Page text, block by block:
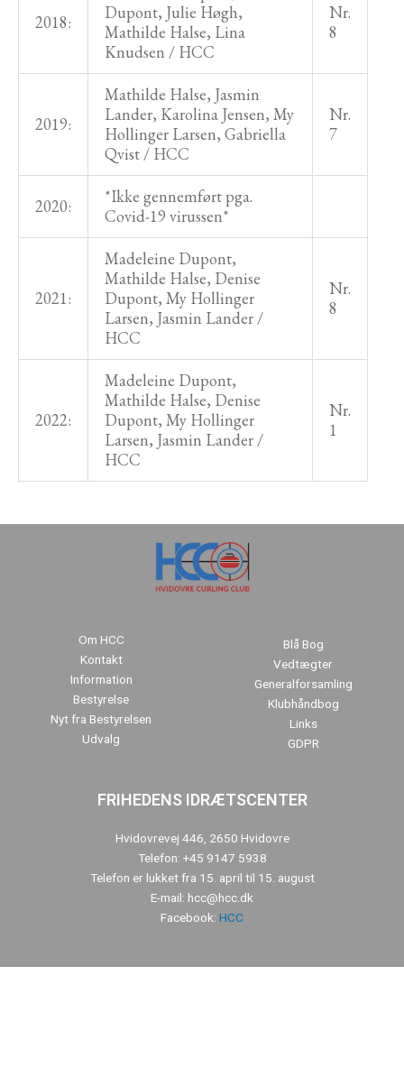
2018:
Dupont, Julie Høgh,
Mathilde Halse, Lina
Knudsen / HCC
Nr.
8
2019:
Mathilde Halse, Jasmin
Lander, Karolina Jensen, My
Hollinger Larsen, Gabriella
Qvist / HCC
Nr.
7
2020:
*Ikke gennemført pga.
Covid-19 virussen*
2021:
Madeleine Dupont,
Mathilde Halse, Denise
Dupont, My Hollinger
Larsen, Jasmin Lander /
HCC
Nr.
8
2022:
Madeleine Dupont,
Mathilde Halse, Denise
Dupont, My Hollinger
Larsen, Jasmin Lander /
HCC
Nr.
1
Om HCC
Kontakt
Information
Bestyrelse
Nyt fra Bestyrelsen
Udvalg
Blå Bog
Vedtægter
Generalforsamling
Klubhåndbog
Links
GDPR
FRIHEDENS IDRÆTSCENTER
Hvidovrevej 446, 2650 Hvidovre
Telefon: +45 9147 5938
Telefon er lukket fra 15. april til 15. august
E-mail: hcc@hcc.dk
Facebook: HCC